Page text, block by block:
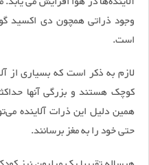
وجود ذراتی همچون دی اکسید
است.
لازم به ذکر است که بسیاری از
کوچک هستند و بزرگی آنها
همین دلیل این ذرات آلاینده
حتی خود را به مغز برسانند.